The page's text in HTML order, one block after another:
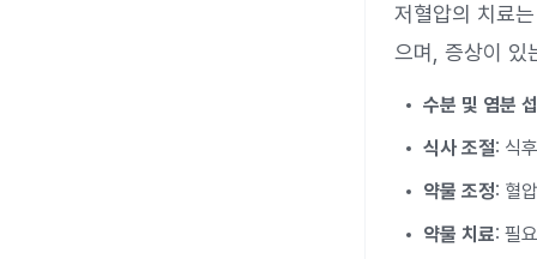
저혈압의 치료
으며, 증상이 있
수분 및 염분
식사 조절: 식
약물 조정: 혈
약물 치료: 필